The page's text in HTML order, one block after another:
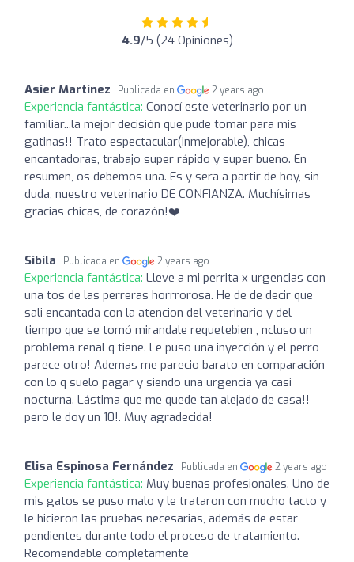
4.9/5 (24 Opiniones)
Asier Martinez Publicada en 2 years ago
Experiencia fantástica: Conocí este veterinario por un
familiar...la mejor decisión que pude tomar para mis
gatinas!! Trato espectacular(inmejorable), chicas
encantadoras, trabajo super rápido y super bueno. En
resumen, os debemos una. Es y sera a partir de hoy, sin
duda, nuestro veterinario DE CONFIANZA. Muchísimas
gracias chicas, de corazón!❤️
Sibila Publicada en 2 years ago
Experiencia fantástica: Lleve a mi perrita x urgencias con
una tos de las perreras horrrorosa. He de de decir que
sali encantada con la atencion del veterinario y del
tiempo que se tomó mirandale requetebien , ncluso un
problema renal q tiene. Le puso una inyección y el perro
parece otro! Ademas me parecio barato en comparación
con lo q suelo pagar y siendo una urgencia ya casi
nocturna. Lástima que me quede tan alejado de casa!!
pero le doy un 10!. Muy agradecida!
Elisa Espinosa Fernández Publicada en 2 years ago
Experiencia fantástica: Muy buenas profesionales. Uno de
mis gatos se puso malo y le trataron con mucho tacto y
le hicieron las pruebas necesarias, además de estar
pendientes durante todo el proceso de tratamiento.
Recomendable completamente